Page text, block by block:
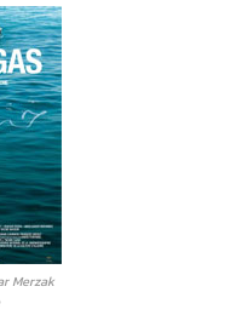
Merzak